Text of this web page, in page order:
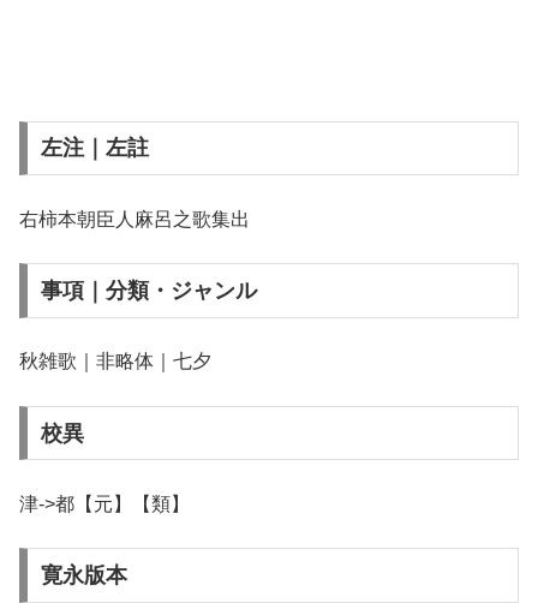
左注｜左註
右柿本朝臣人麻呂之歌集出
事項｜分類・ジャンル
秋雑歌｜非略体｜七夕
校異
津->都【元】【類】
寛永版本